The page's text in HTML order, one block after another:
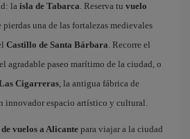
la isla de Tabarca. Reserva tu vuelo
pierdas una de las fortalezas medievales
Castillo de Santa Bárbara. Recorre el
agradable paseo marítimo de la ciudad, o
Cigarreras, la antigua fábrica de
innovador espacio artístico y cultural.
vuelos a Alicante para viajar a la ciudad